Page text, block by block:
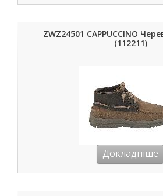
ZWZ24501 CAPPUCCINO
(112211)
Докладніше